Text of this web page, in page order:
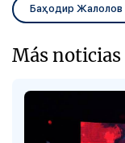
Баҳодир Жалолов
Más